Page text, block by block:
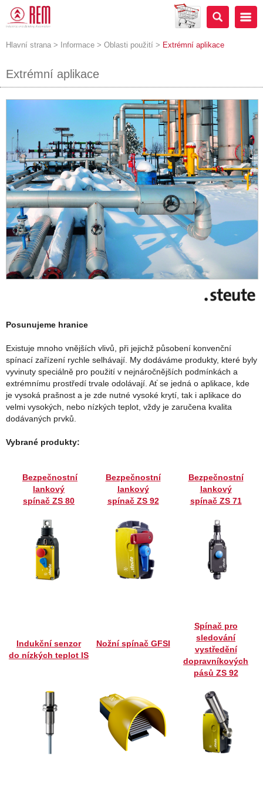
Hlavní strana > Informace > Oblasti použití > Extrémní aplikace
Extrémní aplikace
Posunujeme hranice
Existuje mnoho vnějších vlivů, při jejichž působení konvenční
spínací zařízení rychle selhávají. My dodáváme produkty, které byly
vyvinuty speciálně pro použití v nejnáročnějších podmínkách a
extrémnímu prostředí trvale odolávají. Ať se jedná o aplikace, kde
je vysoká prašnost a je zde nutné vysoké krytí, tak i aplikace do
velmi vysokých, nebo nízkých teplot, vždy je zaručena kvalita
dodávaných prvků.
Vybrané produkty:
Bezpečnostní
lankový
spínač ZS 80
Bezpečnostní
lankový
spínač ZS 92
Bezpečnostní
lankový
spínač ZS 71
Indukční senzor
do nízkých teplot IS
Nožní spínač GFSI
Spínač pro
sledování
vystředění
dopravníkových
pásů ZS 92